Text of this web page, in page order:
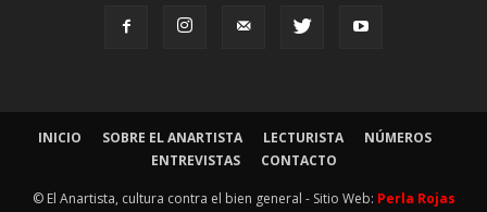
INICIO SOBRE EL ANARTISTA LECTURISTA
NÚMEROS
ENTREVISTAS
CONTACTO
© El Anartista, cultura contra el bien general - Sitio Web: Perla Rojas